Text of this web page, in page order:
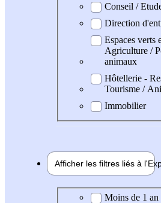
Conseil /
Direction
Espaces verts
Agriculture /
animaux
Hôtellerie -
Tourisme /
Immobilier
Afficher les filtres liés à l'
Expérience demandée
Moins de 1 an